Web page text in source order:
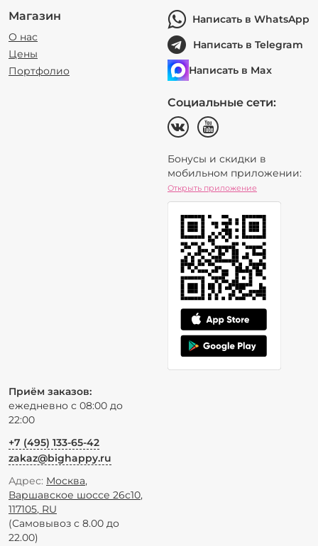
Магазин
О нас
Цены
Портфолио
Написать в WhatsApp
Написать в Telegram
Написать в Max
Социальные сети:
Бонусы и скидки в
мобильном приложении:
Открыть приложение
Приём заказов:
ежедневно с 08:00 до
22:00
+7 (495) 133-65-42
zakaz@bighappy.ru
Адрес: Москва,
Варшавское шоссе 26с10,
117105, RU
(Самовывоз с 8.00 до
22.00)